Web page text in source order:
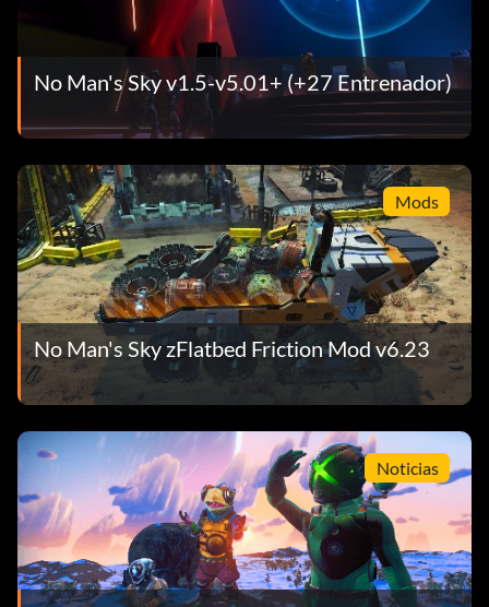
No Man's Sky v1.5-v5.01+ (+27 Entrenador)
Mods
No Man's Sky zFlatbed Friction Mod v6.23
Noticias